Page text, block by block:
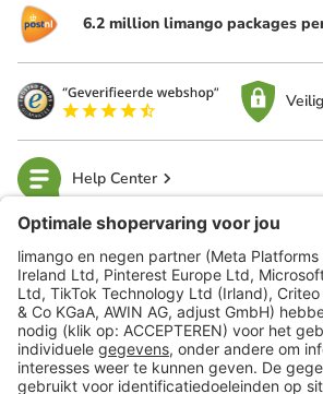
6.2 million limango packages
Help Center
limango
Veilig winkelen
Klantenservice